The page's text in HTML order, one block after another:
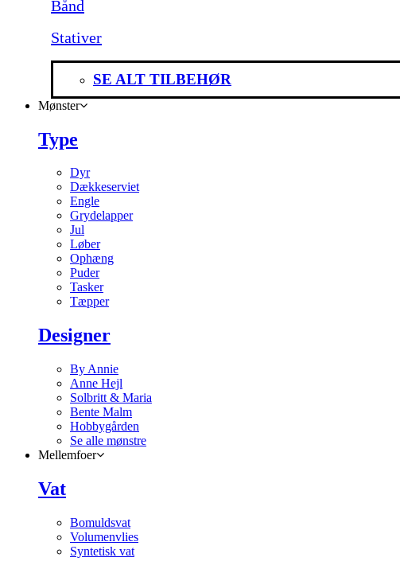
Bånd
Stativer
SE ALT TILBEHØR
Mønster
Type
Dyr
Dækkeserviet
Engle
Grydelapper
Jul
Løber
Ophæng
Puder
Tasker
Tæpper
Designer
By Annie
Anne Hejl
Solbritt & Maria
Bente Malm
Hobbygården
Se alle mønstre
Mellemfoer
Vat
Bomuldsvat
Volumenvlies
Syntetisk vat